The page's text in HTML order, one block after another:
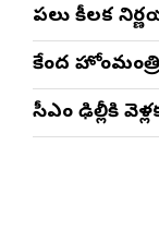
పలు కీలక
కేంద్ర
సీఎం ఢిల్లీకి